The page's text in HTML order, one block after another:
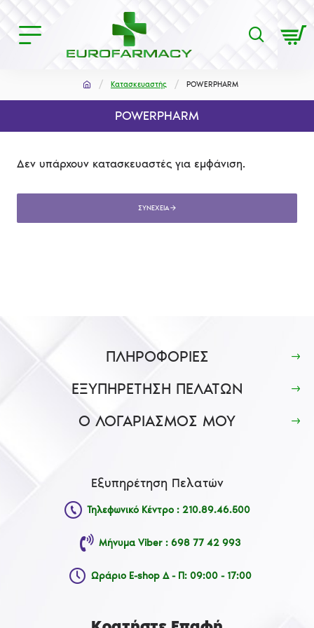
Κατασκευαστής POWERPHARM
POWERPHARM
Δεν υπάρχουν κατασκευαστές για εμφάνιση.
ΣΥΝΈΧΕΙΑ
ΠΛΗΡΟΦΟΡΙΕΣ
ΕΞΥΠΗΡΕΤΗΣΗ ΠΕΛΑΤΩΝ
Ο ΛΟΓΑΡΙΑΣΜΟΣ ΜΟΥ
Εξυπηρέτηση Πελατών
Τηλεφωνικό Κέντρο : 210.89.46.500
Μήνυμα Viber : 698 77 42 993
Ωράριο E-shop Δ - Π: 09:00 - 17:00